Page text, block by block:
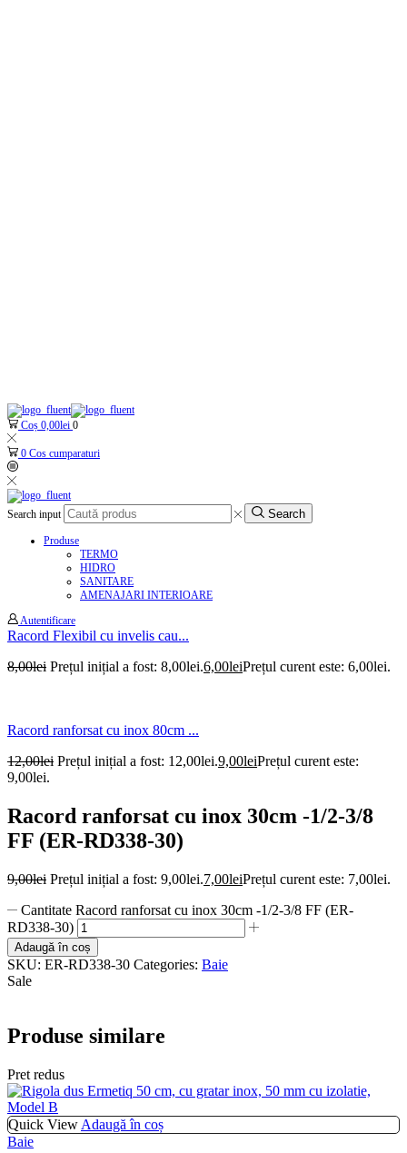
Coș 0,00lei 0
0 Cos cumparaturi
Search input Search
Produse
TERMO
HIDRO
SANITARE
AMENAJARI INTERIOARE
Autentificare
Racord Flexibil cu invelis cau...
8,00lei Prețul inițial a fost: 8,00lei.6,00leiPrețul curent este: 6,00lei.
Racord ranforsat cu inox 80cm ...
12,00lei Prețul inițial a fost: 12,00lei.9,00leiPrețul curent este:
9,00lei.
Racord ranforsat cu inox 30cm -1/2-3/8
FF (ER-RD338-30)
9,00lei Prețul inițial a fost: 9,00lei.7,00leiPrețul curent este: 7,00lei.
Cantitate Racord ranforsat cu inox 30cm -1/2-3/8 FF (ER-
RD338-30)
Adaugă în coș
SKU: ER-RD338-30 Categories: Baie
Sale
Produse similare
Pret redus
Quick View Adaugă în coș
Baie